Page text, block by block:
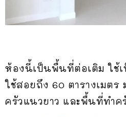
ห้องนี้เป็นพื้นที่ต่อเติม ใช้
ใช้สอยถึง 60 ตารางเมตร
ครัวแนวยาว และพื้นที่ทำค